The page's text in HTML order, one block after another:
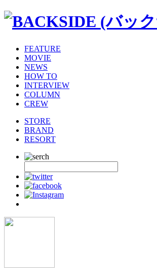
FEATURE
MOVIE
NEWS
HOW TO
INTERVIEW
COLUMN
CREW
STORE
BRAND
RESORT